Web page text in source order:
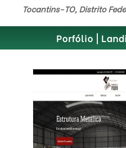
Tocantins-TO, Distrito
Porfólio |